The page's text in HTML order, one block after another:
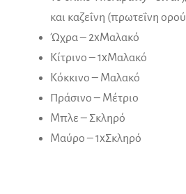
και καζεΐνη (πρωτεΐνη
Ώχρα – 2xΜαλακό
Κίτρινο – 1xΜαλακό
Κόκκινο – Μαλακό
Πράσινο – Μέτριο
Μπλε – Σκληρό
Μαύρο – 1xΣκληρό